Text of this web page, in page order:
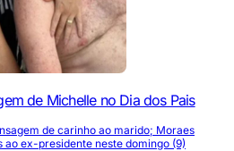
de Michelle no Dia dos Pais
de carinho ao marido; Moraes
ao ex-presidente neste domingo (9)